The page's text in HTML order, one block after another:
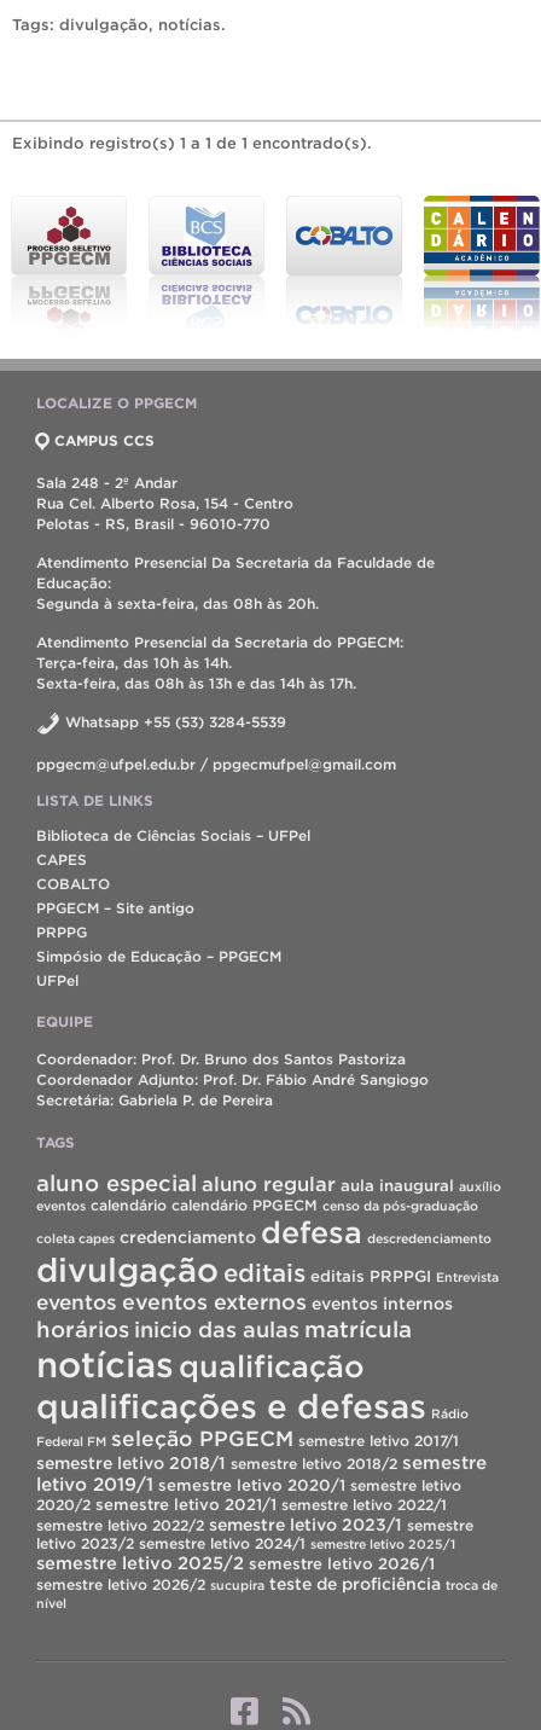
Tags: divulgação, notícias.
Exibindo registro(s) 1 a 1 de 1 encontrado(s).
LOCALIZE O PPGECM
CAMPUS CCS
Sala 248 - 2º Andar
Rua Cel. Alberto Rosa, 154 - Centro
Pelotas - RS, Brasil - 96010-770
Atendimento Presencial Da Secretaria da Faculdade de
Educação:
Segunda à sexta-feira, das 08h às 20h.
Atendimento Presencial da Secretaria do PPGECM:
Terça-feira, das 10h às 14h.
Sexta-feira, das 08h às 13h e das 14h às 17h.
Whatsapp +55 (53) 3284-5539
ppgecm@ufpel.edu.br / ppgecmufpel@gmail.com
LISTA DE LINKS
Biblioteca de Ciências Sociais – UFPel
CAPES
COBALTO
PPGECM – Site antigo
PRPPG
Simpósio de Educação – PPGECM
UFPel
EQUIPE
Coordenador: Prof. Dr. Bruno dos Santos Pastoriza
Coordenador Adjunto: Prof. Dr. Fábio André Sangiogo
Secretária: Gabriela P. de Pereira
TAGS
aluno especial aluno regular aula inaugural auxílio
eventos calendário calendário PPGECM censo da pós-graduação
coleta capes credenciamento defesa descredenciamento
divulgação editais editais PRPPGI Entrevista
eventos eventos externos eventos internos
horários inicio das aulas matrícula
notícias qualificação
qualificações e defesas Rádio
Federal FM seleção PPGECM semestre letivo 2017/1
semestre letivo 2018/1 semestre letivo 2018/2 semestre
letivo 2019/1 semestre letivo 2020/1 semestre letivo
2020/2 semestre letivo 2021/1 semestre letivo 2022/1
semestre letivo 2022/2 semestre letivo 2023/1 semestre
letivo 2023/2 semestre letivo 2024/1 semestre letivo 2025/1
semestre letivo 2025/2 semestre letivo 2026/1
semestre letivo 2026/2 sucupira teste de proficiência troca de
nível